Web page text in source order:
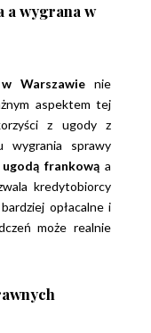
a wygrana w
Warszawie nie
aspektem tej
z ugody z
wygrania sprawy
ugodą frankowąa
kredytobiorcy
opłacalne i
może realnie